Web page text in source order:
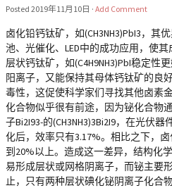
Posted 2019年11月10日 · Add Comment
卤化铅钙钛矿，如(CH3NH3)PbI3，其
池、光催化、LED中的成功应用，使
层状钙钛矿，如(C4H9NH3)PbI稳定性
阳离子，又能保持其母体钙钛矿的良
毒性，这促使科学家们寻找其他卤素
化合物似乎很有前途，因为铋化合物
子Bi2I93-的(CH3NH3)3Bi2I9，在光伏
化后，效率只有3.17%。相比之下，
到20%以上。造成这一差异，结构化
易形成层状或网格阴离子，而铋主要
止，只有两种层状碘化铋阴离子化合